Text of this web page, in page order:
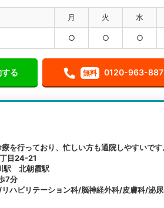
月 火 水
○ ○ ○
る 無料 0120-963-887
を行っており、忙しい方も通院しやすいです
目24-21
駅 北朝霞駅
7分
ハビリテーション科/脳神経外科/皮膚科/泌